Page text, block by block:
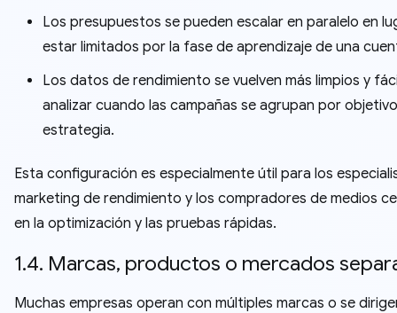
Los presupuestos se pueden escalar en paralelo en
estar limitados por la fase de aprendizaje de una
Los datos de rendimiento se vuelven más limpios y
analizar cuando las campañas se agrupan por
estrategia.
Esta configuración es especialmente útil para los
marketing de rendimiento y los compradores de medios
en la optimización y las pruebas rápidas.
1.4. Marcas, productos o mercados
Muchas empresas operan con múltiples marcas o se